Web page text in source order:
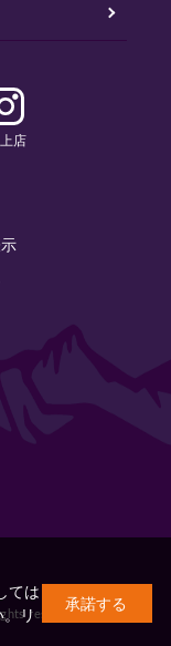
店
reserved.
ては
。リ
承諾する